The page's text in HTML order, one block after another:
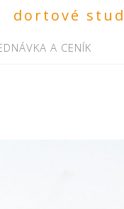
dortové
A CENÍK